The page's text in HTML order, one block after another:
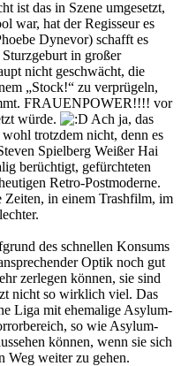
ist das in Szene umgesetzt,
war, hat der Regisseur es
Dynevor) schafft es
in großer
nicht geschwächt, die
„Stock!“ zu verprügeln,
FRAUENPOWER!!!! vor
würde.
Ach ja, das
trotzdem nicht, denn es
Spielberg Weißer Hai
berüchtigt, gefürchteten
Retro-Postmoderne.
in einem Trashfilm, im
des schnellen Konsums
Optik noch gut
zerlegen können, sie sind
nicht so wirklich viel. Das
Liga mit ehemalige Asylum-
so wie Asylum-
können, wenn sie sich
Weg weiter zu gehen.